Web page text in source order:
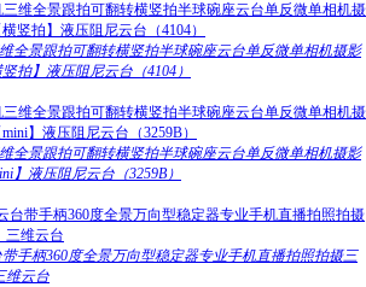
全景跟拍可翻转横竖拍半球碗座云台单反微单相机摄影
拍】液压阻尼云台（4104）
全景跟拍可翻转横竖拍半球碗座云台单反微单相机摄影
】液压阻尼云台（3259B）
手柄360度全景万向型稳定器专业手机直播拍照拍摄三
维云台